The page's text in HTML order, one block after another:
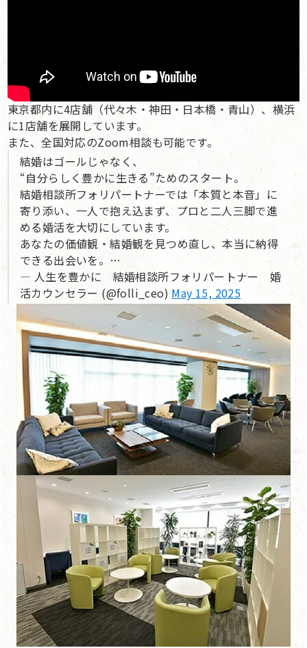
東京都内に4店舗（代々木・神田・日本橋・青山）、横浜
に1店舗を展開しています。
また、全国対応のZoom相談も可能です。
結婚はゴールじゃなく、
“自分らしく豊かに生きる”ためのスタート。
結婚相談所フォリパートナーでは「本質と本音」に
寄り添い、一人で抱え込まず、プロと二人三脚で進
める婚活を大切にしています。
あなたの価値観・結婚観を見つめ直し、本当に納得
できる出会いを。…
— 人生を豊かに 結婚相談所フォリパートナー 婚
活カウンセラー (@folli_ceo) May 15, 2025